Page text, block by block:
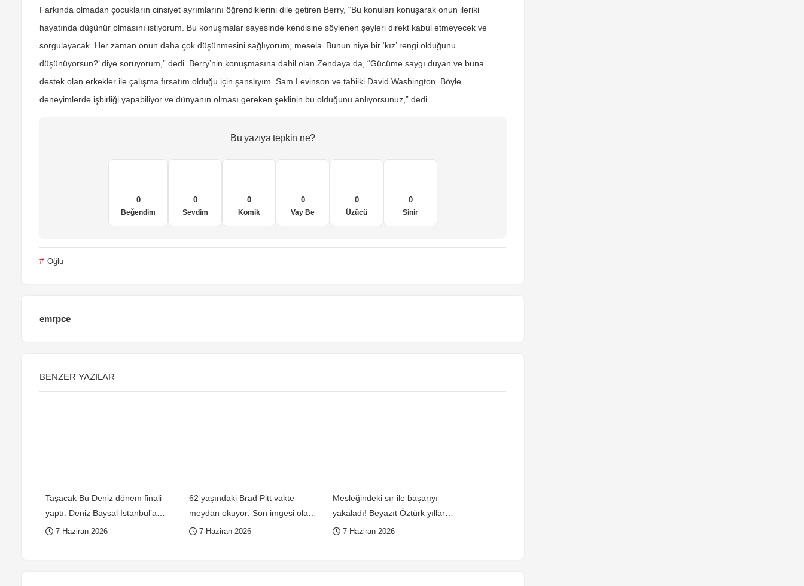
Farkında olmadan çocukların cinsiyet ayrımlarını öğrendiklerini dile getiren Berry, “Bu konuları konuşarak onun ileriki
hayatında düşünür olmasını istiyorum. Bu konuşmalar sayesinde kendisine söylenen şeyleri direkt kabul etmeyecek ve
sorgulayacak. Her zaman onun daha çok düşünmesini sağlıyorum, mesela ‘Bunun niye bir ‘kız’ rengi olduğunu
düşünüyorsun?’ diye soruyorum,” dedi. Berry’nin konuşmasına dahil olan Zendaya da, “Gücüme saygı duyan ve buna
destek olan erkekler ile çalışma fırsatım olduğu için şanslıyım. Sam Levinson ve tabiiki David Washington. Böyle
deneyimlerde işbirliği yapabiliyor ve dünyanın olması gereken şeklinin bu olduğunu anlıyorsunuz,” dedi.
Bu yazıya tepkin ne?
0
Beğendim
0
Sevdim
0
Komik
0
Vay Be
0
Üzücü
0
Sinir
Oğlu
emrpce
BENZER YAZILAR
Taşacak Bu Deniz dönem finali
yaptı: Deniz Baysal İstanbul’a
döner dönmez imajını değişti!
7 Haziran 2026
62 yaşındaki Brad Pitt vakte
meydan okuyor: Son imgesi olay
oldu!
7 Haziran 2026
Mesleğindeki sır ile başarıyı
yakaladı! Beyazıt Öztürk yıllar
sonra birinci defa açıkladı
7 Haziran 2026